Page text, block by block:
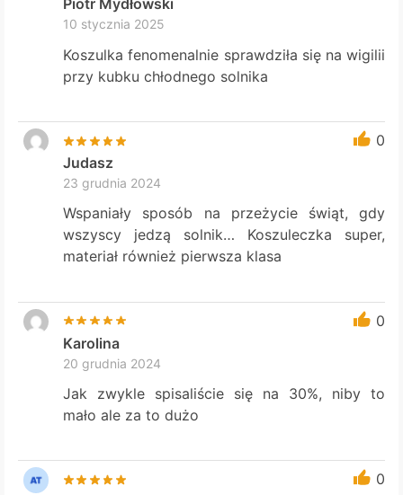
Piotr Mydłowski
10 stycznia 2025
Koszulka fenomenalnie sprawdziła się na wigilii
przy kubku chłodnego solnika
0
Judasz
23 grudnia 2024
Wspaniały sposób na przeżycie świąt, gdy
wszyscy jedzą solnik… Koszuleczka super,
materiał również pierwsza klasa
0
Karolina
20 grudnia 2024
Jak zwykle spisaliście się na 30%, niby to
mało ale za to dużo
0